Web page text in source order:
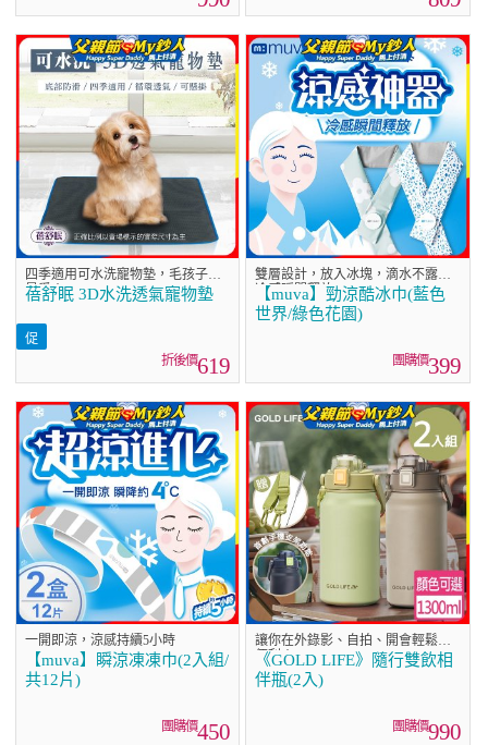
四季適用可水洗寵物墊，毛孩子的
最愛！
蓓舒眠 3D水洗透氣寵物墊
619
雙層設計，放入冰塊，滴水不露，
冷感瞬間釋放
【muva】勁涼酷冰巾(藍色
世界/綠色花園)
399
一開即涼，涼感持續5小時
【muva】瞬涼凍凍巾(2入組/
共12片)
450
讓你在外錄影、自拍、開會輕鬆超
便利！
《GOLD LIFE》隨行雙飲相
伴瓶(2入)
990